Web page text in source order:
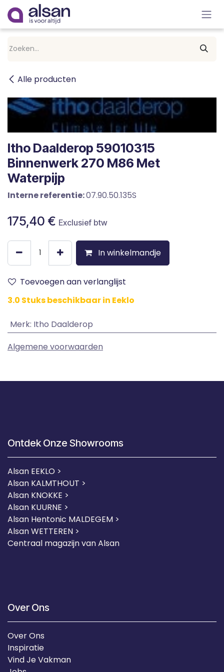
Overslaan naar inhoud
Alle producten
Itho Daalderop 59010315
Binnenwerk 270 M86 Met
Waterpijp
Interne referentie:07.90.50.135S
175,40 € Exclusief btw
In winkelmandje
Toevoegen aan verlanglijst
3.0 Stuks beschikbaar in Eeklo
Merk: Itho Daalderop
Algemene voorwaarden
Ontdek Onze Showrooms
Alsan EEKLO >
Alsan KALMTHOUT >
Alsan KNOKKE >
Alsan KUURNE >
Alsan Hentonic MALDEGEM >
Alsan WETTEREN >
Centraal magazijn van Alsan
Over Ons
Over Ons
Inspiratie
Vind Je Vakman